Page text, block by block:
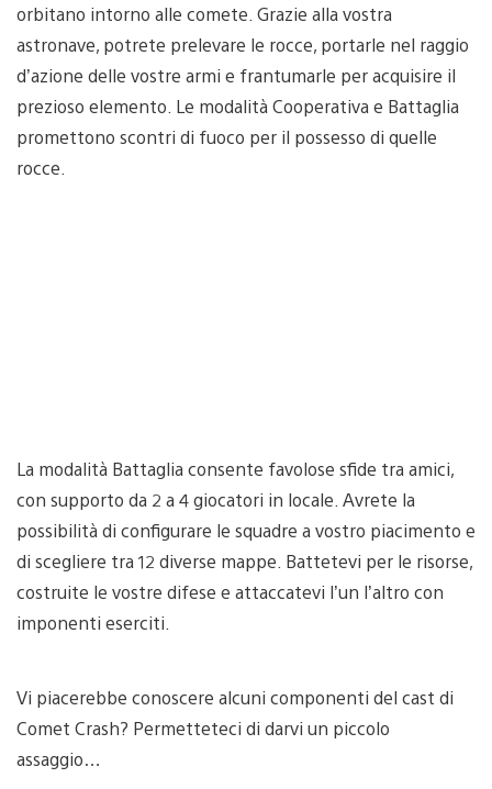
orbitano intorno alle comete. Grazie alla vostra
astronave, potrete prelevare le rocce, portarle nel raggio
d’azione delle vostre armi e frantumarle per acquisire il
prezioso elemento. Le modalità Cooperativa e Battaglia
promettono scontri di fuoco per il possesso di quelle
rocce.
La modalità Battaglia consente favolose sfide tra amici,
con supporto da 2 a 4 giocatori in locale. Avrete la
possibilità di configurare le squadre a vostro piacimento e
di scegliere tra 12 diverse mappe. Battetevi per le risorse,
costruite le vostre difese e attaccatevi l’un l’altro con
imponenti eserciti.
Vi piacerebbe conoscere alcuni componenti del cast di
Comet Crash? Permetteteci di darvi un piccolo
assaggio…